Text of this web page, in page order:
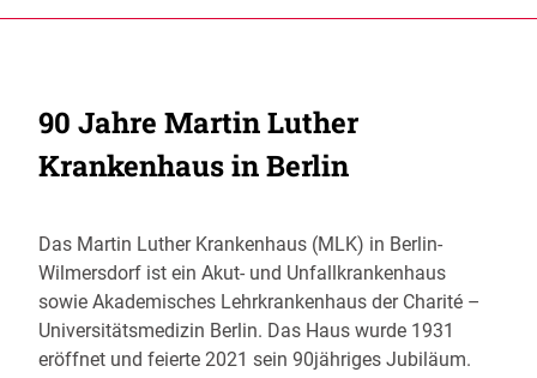
Umgebungsbedingungen untersucht.
90 Jahre Martin Luther
Krankenhaus in Berlin
Das Martin Luther Krankenhaus (MLK) in Berlin-
Wilmersdorf ist ein Akut- und Unfallkrankenhaus
sowie Akademisches Lehrkrankenhaus der Charité –
Universitätsmedizin Berlin. Das Haus wurde 1931
eröffnet und feierte 2021 sein 90jähriges Jubiläum.